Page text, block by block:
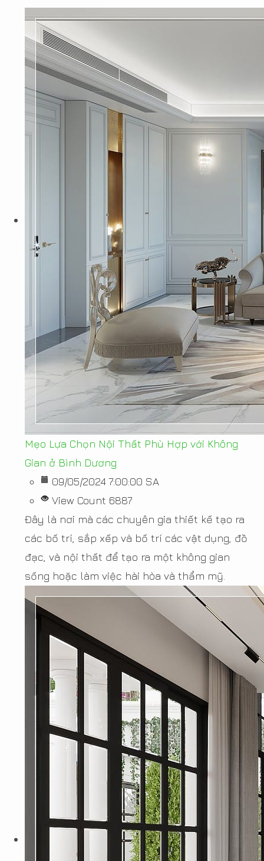
Mẹo Lựa Chọn Nội Thất Phù Hợp với Không
Gian ở Bình Dương
09/05/2024 7:00:00 SA
View Count 6887
Đây là nơi mà các chuyên gia thiết kế tạo ra
các bố trí, sắp xếp và bố trí các vật dụng, đồ
đạc, và nội thất để tạo ra một không gian
sống hoặc làm việc hài hòa và thẩm mỹ.